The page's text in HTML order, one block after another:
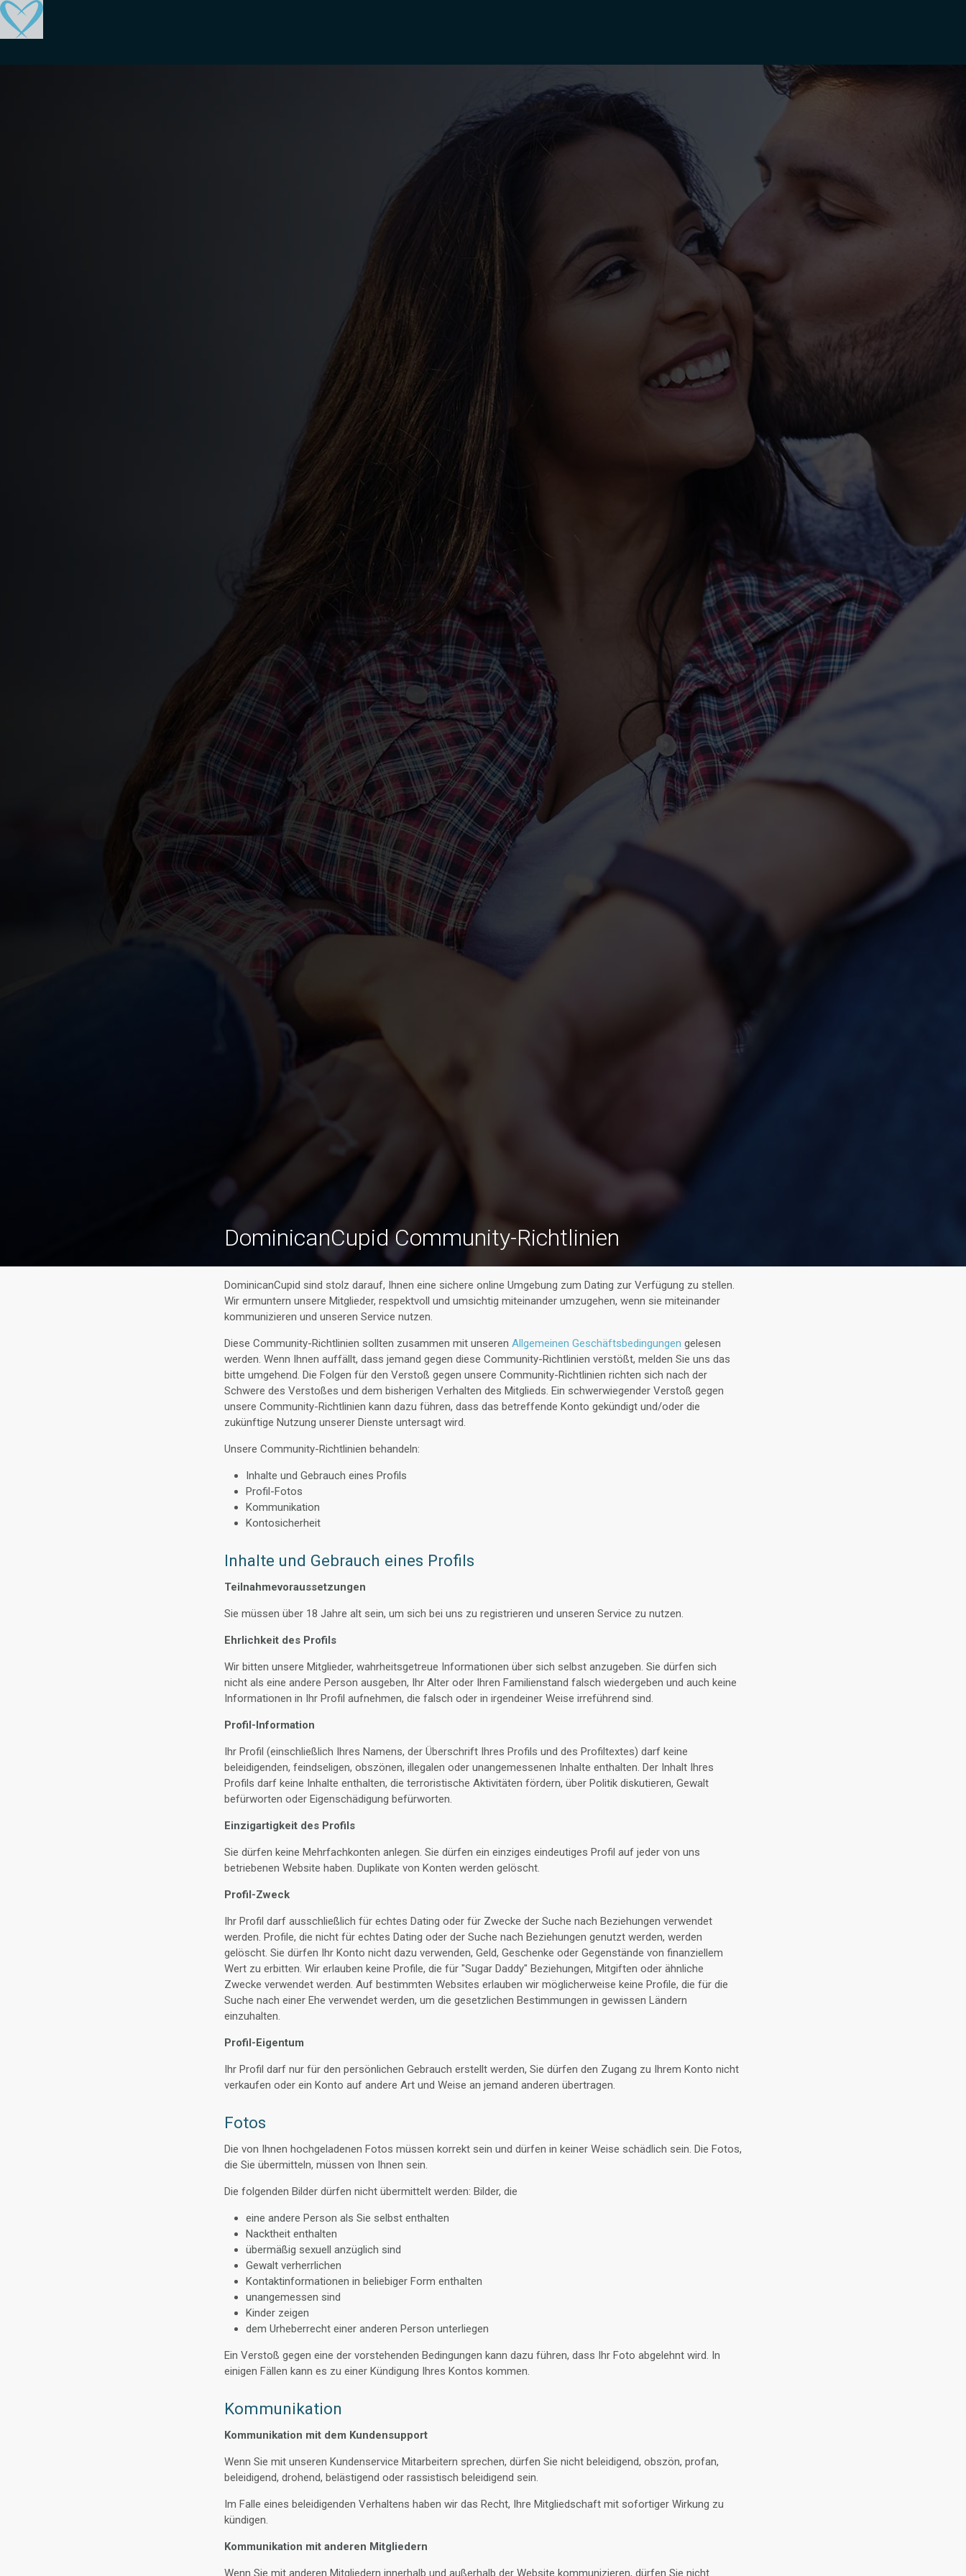
DominicanCupid Community-Richtlinien
DominicanCupid sind stolz darauf, Ihnen eine sichere online Umgebung zum Dating zur Verfügung zu stellen.
Wir ermuntern unsere Mitglieder, respektvoll und umsichtig miteinander umzugehen, wenn sie miteinander
kommunizieren und unseren Service nutzen.
Diese Community-Richtlinien sollten zusammen mit unseren Allgemeinen Geschäftsbedingungen gelesen
werden. Wenn Ihnen auffällt, dass jemand gegen diese Community-Richtlinien verstößt, melden Sie uns das
bitte umgehend. Die Folgen für den Verstoß gegen unsere Community-Richtlinien richten sich nach der
Schwere des Verstoßes und dem bisherigen Verhalten des Mitglieds. Ein schwerwiegender Verstoß gegen
unsere Community-Richtlinien kann dazu führen, dass das betreffende Konto gekündigt und/oder die
zukünftige Nutzung unserer Dienste untersagt wird.
Unsere Community-Richtlinien behandeln:
Inhalte und Gebrauch eines Profils
Profil-Fotos
Kommunikation
Kontosicherheit
Inhalte und Gebrauch eines Profils
Teilnahmevoraussetzungen
Sie müssen über 18 Jahre alt sein, um sich bei uns zu registrieren und unseren Service zu nutzen.
Ehrlichkeit des Profils
Wir bitten unsere Mitglieder, wahrheitsgetreue Informationen über sich selbst anzugeben. Sie dürfen sich
nicht als eine andere Person ausgeben, Ihr Alter oder Ihren Familienstand falsch wiedergeben und auch keine
Informationen in Ihr Profil aufnehmen, die falsch oder in irgendeiner Weise irreführend sind.
Profil-Information
Ihr Profil (einschließlich Ihres Namens, der Überschrift Ihres Profils und des Profiltextes) darf keine
beleidigenden, feindseligen, obszönen, illegalen oder unangemessenen Inhalte enthalten. Der Inhalt Ihres
Profils darf keine Inhalte enthalten, die terroristische Aktivitäten fördern, über Politik diskutieren, Gewalt
befürworten oder Eigenschädigung befürworten.
Einzigartigkeit des Profils
Sie dürfen keine Mehrfachkonten anlegen. Sie dürfen ein einziges eindeutiges Profil auf jeder von uns
betriebenen Website haben. Duplikate von Konten werden gelöscht.
Profil-Zweck
Ihr Profil darf ausschließlich für echtes Dating oder für Zwecke der Suche nach Beziehungen verwendet
werden. Profile, die nicht für echtes Dating oder der Suche nach Beziehungen genutzt werden, werden
gelöscht. Sie dürfen Ihr Konto nicht dazu verwenden, Geld, Geschenke oder Gegenstände von finanziellem
Wert zu erbitten. Wir erlauben keine Profile, die für "Sugar Daddy" Beziehungen, Mitgiften oder ähnliche
Zwecke verwendet werden. Auf bestimmten Websites erlauben wir möglicherweise keine Profile, die für die
Suche nach einer Ehe verwendet werden, um die gesetzlichen Bestimmungen in gewissen Ländern
einzuhalten.
Profil-Eigentum
Ihr Profil darf nur für den persönlichen Gebrauch erstellt werden, Sie dürfen den Zugang zu Ihrem Konto nicht
verkaufen oder ein Konto auf andere Art und Weise an jemand anderen übertragen.
Fotos
Die von Ihnen hochgeladenen Fotos müssen korrekt sein und dürfen in keiner Weise schädlich sein. Die Fotos,
die Sie übermitteln, müssen von Ihnen sein.
Die folgenden Bilder dürfen nicht übermittelt werden: Bilder, die
eine andere Person als Sie selbst enthalten
Nacktheit enthalten
übermäßig sexuell anzüglich sind
Gewalt verherrlichen
Kontaktinformationen in beliebiger Form enthalten
unangemessen sind
Kinder zeigen
dem Urheberrecht einer anderen Person unterliegen
Ein Verstoß gegen eine der vorstehenden Bedingungen kann dazu führen, dass Ihr Foto abgelehnt wird. In
einigen Fällen kann es zu einer Kündigung Ihres Kontos kommen.
Kommunikation
Kommunikation mit dem Kundensupport
Wenn Sie mit unseren Kundenservice Mitarbeitern sprechen, dürfen Sie nicht beleidigend, obszön, profan,
beleidigend, drohend, belästigend oder rassistisch beleidigend sein.
Im Falle eines beleidigenden Verhaltens haben wir das Recht, Ihre Mitgliedschaft mit sofortiger Wirkung zu
kündigen.
Kommunikation mit anderen Mitgliedern
Wenn Sie mit anderen Mitgliedern innerhalb und außerhalb der Website kommunizieren, dürfen Sie nicht